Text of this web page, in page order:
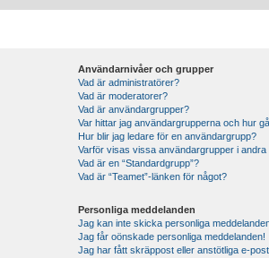
Användarnivåer och grupper
Vad är administratörer?
Vad är moderatorer?
Vad är användargrupper?
Var hittar jag användargrupperna och hur
Hur blir jag ledare för en användargrupp?
Varför visas vissa användargrupper i andra
Vad är en “Standardgrupp”?
Vad är “Teamet”-länken för något?
Personliga meddelanden
Jag kan inte skicka personliga
Jag får oönskade personliga meddelanden!
Jag har fått skräppost eller anstötliga e-